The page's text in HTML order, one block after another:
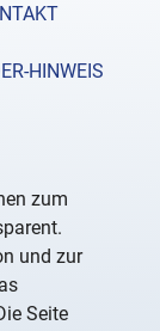
HINWEIS
zum
und zur
Seite